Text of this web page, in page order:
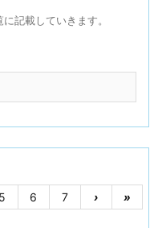
記載していきます。
5 6 7 › »